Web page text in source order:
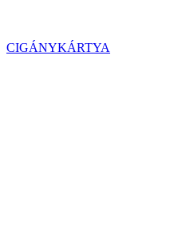
CIGÁNYKÁRTYA